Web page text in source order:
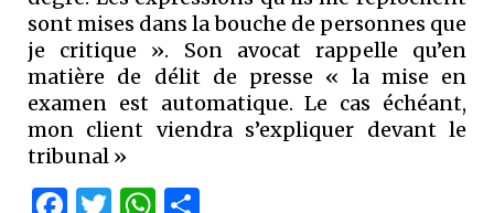
sont mises dans la bouche de personnes que
je critique ». Son avocat rappelle qu’en
matière de délit de presse « la mise en
examen est automatique. Le cas échéant,
mon client viendra s’expliquer devant le
tribunal »